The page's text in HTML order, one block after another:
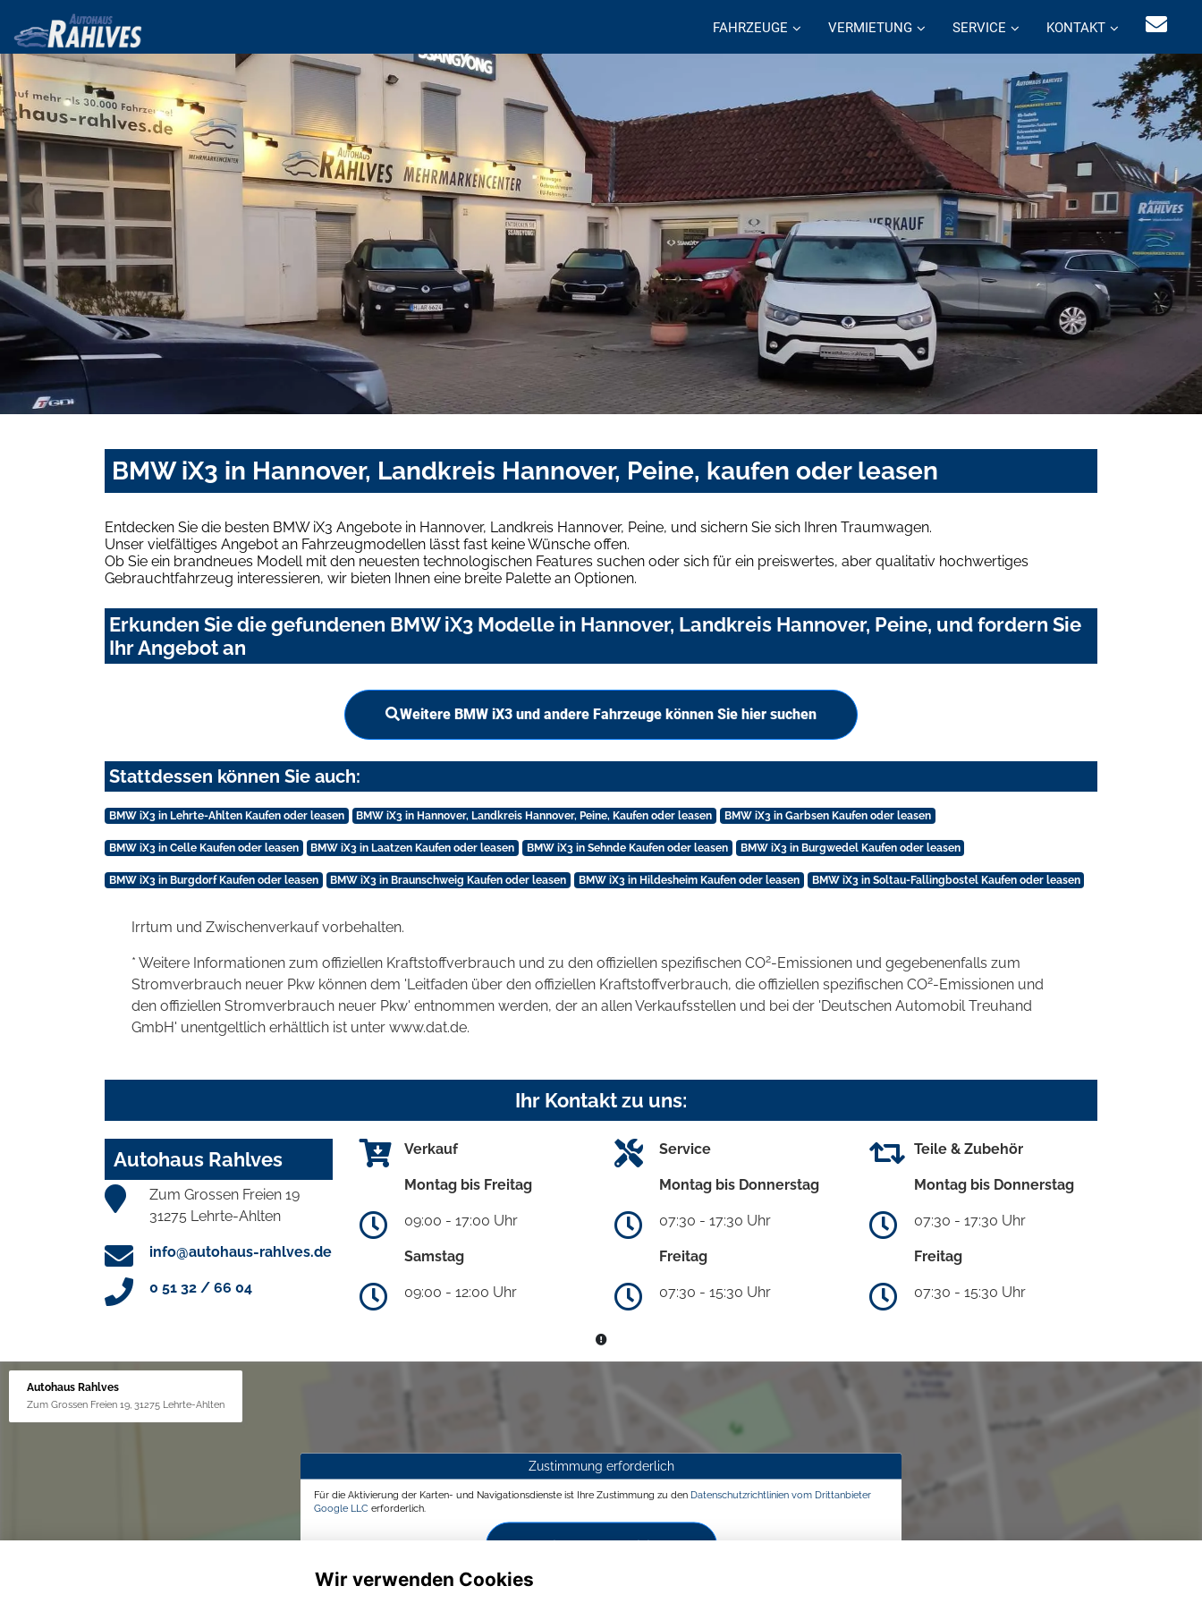
FAHRZEUGE VERMIETUNG SERVICE KONTAKT
BMW iX3 in Hannover, Landkreis Hannover, Peine, kaufen oder leasen
Entdecken Sie die besten BMW iX3 Angebote in Hannover, Landkreis Hannover, Peine, und sichern Sie sich Ihren Traumwagen.
Unser vielfältiges Angebot an Fahrzeugmodellen lässt fast keine Wünsche offen.
Ob Sie ein brandneues Modell mit den neuesten technologischen Features suchen oder sich für ein preiswertes, aber qualitativ hochwertiges
Gebrauchtfahrzeug interessieren, wir bieten Ihnen eine breite Palette an Optionen.
Erkunden Sie die gefundenen BMW iX3 Modelle in Hannover, Landkreis Hannover, Peine, und fordern Sie
Ihr Angebot an
Weitere BMW iX3 und andere Fahrzeuge können Sie hier suchen
Stattdessen können Sie auch:
BMW iX3 in Lehrte-Ahlten Kaufen oder leasen BMW iX3 in Hannover, Landkreis Hannover, Peine, Kaufen oder leasen BMW iX3 in Garbsen Kaufen oder leasen
BMW iX3 in Celle Kaufen oder leasen BMW iX3 in Laatzen Kaufen oder leasen BMW iX3 in Sehnde Kaufen oder leasen BMW iX3 in Burgwedel Kaufen oder leasen
BMW iX3 in Burgdorf Kaufen oder leasen BMW iX3 in Braunschweig Kaufen oder leasen BMW iX3 in Hildesheim Kaufen oder leasen BMW iX3 in Soltau-Fallingbostel Kaufen oder leasen
Irrtum und Zwischenverkauf vorbehalten.
* Weitere Informationen zum offiziellen Kraftstoffverbrauch und zu den offiziellen spezifischen CO2-Emissionen und gegebenenfalls zum
Stromverbrauch neuer Pkw können dem 'Leitfaden über den offiziellen Kraftstoffverbrauch, die offiziellen spezifischen CO2-Emissionen und
den offiziellen Stromverbrauch neuer Pkw' entnommen werden, der an allen Verkaufsstellen und bei der 'Deutschen Automobil Treuhand
GmbH' unentgeltlich erhältlich ist unter www.dat.de.
Ihr Kontakt zu uns:
Autohaus Rahlves
Zum Grossen Freien 19
31275 Lehrte-Ahlten
info@autohaus-rahlves.de
0 51 32 / 66 04
Verkauf
Montag bis Freitag
09:00 - 17:00 Uhr
Samstag
09:00 - 12:00 Uhr
Service
Montag bis Donnerstag
07:30 - 17:30 Uhr
Freitag
07:30 - 15:30 Uhr
Teile & Zubehör
Montag bis Donnerstag
07:30 - 17:30 Uhr
Freitag
07:30 - 15:30 Uhr
Autohaus Rahlves
Zum Grossen Freien 19, 31275 Lehrte-Ahlten
Zustimmung erforderlich
Für die Aktivierung der Karten- und Navigationsdienste ist Ihre Zustimmung zu den Datenschutzrichtlinien vom Drittanbieter
Google LLC erforderlich.
Wir verwenden Cookies